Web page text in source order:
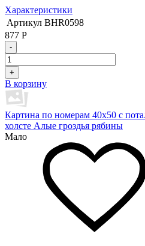
Характеристики
Артикул BHR0598
877 Р
-
+
В корзину
Картина по номерам 40х50 с
холсте Алые гроздья рябины
Мало